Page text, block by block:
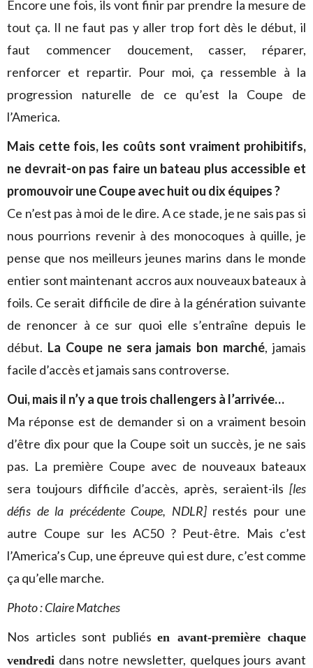
Encore une fois, ils vont finir par prendre la mesure de
tout ça. Il ne faut pas y aller trop fort dès le début, il
faut commencer doucement, casser, réparer,
renforcer et repartir. Pour moi, ça ressemble à la
progression naturelle de ce qu’est la Coupe de
l’America.
Mais cette fois, les coûts sont vraiment prohibitifs,
ne devrait-on pas faire un bateau plus accessible et
promouvoir une Coupe avec huit ou dix équipes ?
Ce n’est pas à moi de le dire. A ce stade, je ne sais pas si
nous pourrions revenir à des monocoques à quille, je
pense que nos meilleurs jeunes marins dans le monde
entier sont maintenant accros aux nouveaux bateaux à
foils. Ce serait difficile de dire à la génération suivante
de renoncer à ce sur quoi elle s’entraîne depuis le
début. La Coupe ne sera jamais bon marché, jamais
facile d’accès et jamais sans controverse.
Oui, mais il n’y a que trois challengers à l’arrivée…
Ma réponse est de demander si on a vraiment besoin
d’être dix pour que la Coupe soit un succès, je ne sais
pas. La première Coupe avec de nouveaux bateaux
sera toujours difficile d’accès, après, seraient-ils [les
défis de la précédente Coupe, NDLR]restés pour une
autre Coupe sur les AC50 ? Peut-être. Mais c’est
l’America’s Cup, une épreuve qui est dure, c’est comme
ça qu’elle marche.
Photo : Claire Matches
Nos articles sont publiés en avant-première chaque
vendredi dans notre newsletter, quelques jours avant